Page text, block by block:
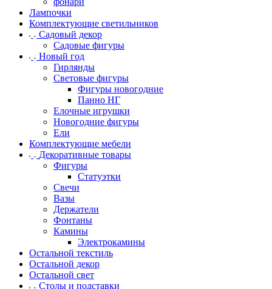
Лампочки
Комплектующие светильников
Садовый декор
Садовые фигуры
Новый год
Гирлянды
Световые фигуры
Фигуры новогодние
Панно НГ
Елочные игрушки
Новогодние фигуры
Ели
Комплектующие мебели
Декоративные товары
Фигуры
Статуэтки
Свечи
Вазы
Держатели
Фонтаны
Камины
Электрокамины
Остальной текстиль
Остальной декор
Остальной свет
Столы и подставки